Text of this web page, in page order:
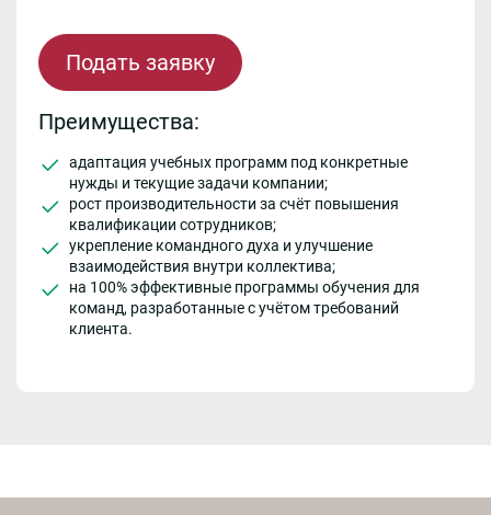
Подать заявку
Преимущества:
адаптация учебных программ под конкретные
нужды и текущие задачи компании;
рост производительности за счёт повышения
квалификации сотрудников;
укрепление командного духа и улучшение
взаимодействия внутри коллектива;
на 100% эффективные программы обучения для
команд, разработанные с учётом требований
клиента.